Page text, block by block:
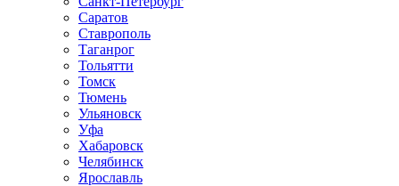
Саратов
Ставрополь
Таганрог
Тольятти
Томск
Тюмень
Ульяновск
Уфа
Хабаровск
Челябинск
Ярославль